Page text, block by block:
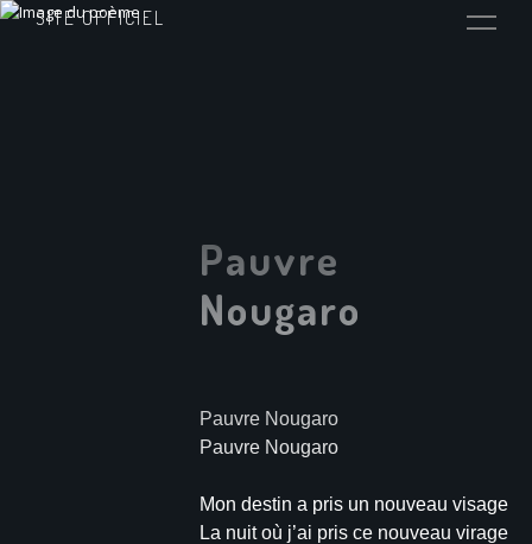
SITE OFFICIEL
Pauvre
Nougaro
Pauvre Nougaro
Pauvre Nougaro
Mon destin a pris un nouveau visage
La nuit où j’ai pris ce nouveau virage